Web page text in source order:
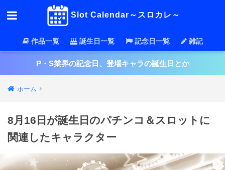
Slot Calendar～スロカレ～
作品一覧 誕生日一覧 記念日一覧 雑記
P・S業界の記念日、登場キャラの誕生日とか
ホーム
8月16日が誕生日のパチンコ＆スロットに
関連したキャラクター